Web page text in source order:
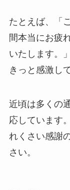
たとえば、「
間本当にお疲
いたします。
きっと感激し
近頃は多くの
応しています
れくさい感謝
さい。